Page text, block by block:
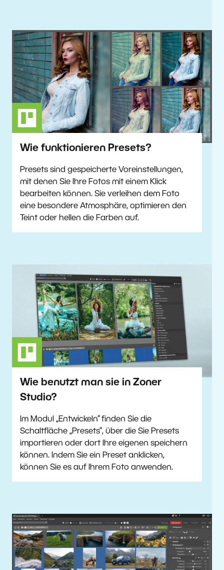
Wie funktionieren Presets?
Presets sind gespeicherte Voreinstellungen,
mit denen Sie Ihre Fotos mit einem Klick
bearbeiten können. Sie verleihen dem Foto
eine besondere Atmosphäre, optimieren den
Teint oder hellen die Farben auf.
Wie benutzt man sie in Zoner
Studio?
Im Modul „Entwickeln“ finden Sie die
Schaltfläche „Presets“, über die Sie Presets
importieren oder dort Ihre eigenen speichern
können. Indem Sie ein Preset anklicken,
können Sie es auf Ihrem Foto anwenden.